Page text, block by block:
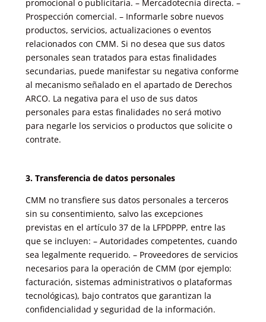
promocional o publicitaria. – Mercadotecnia directa. –
Prospección comercial. – Informarle sobre nuevos
productos, servicios, actualizaciones o eventos
relacionados con CMM. Si no desea que sus datos
personales sean tratados para estas finalidades
secundarias, puede manifestar su negativa conforme
al mecanismo señalado en el apartado de Derechos
ARCO. La negativa para el uso de sus datos
personales para estas finalidades no será motivo
para negarle los servicios o productos que solicite o
contrate.
3. Transferencia de datos personales
CMM no transfiere sus datos personales a terceros
sin su consentimiento, salvo las excepciones
previstas en el artículo 37 de la LFPDPPP, entre las
que se incluyen: – Autoridades competentes, cuando
sea legalmente requerido. – Proveedores de servicios
necesarios para la operación de CMM (por ejemplo:
facturación, sistemas administrativos o plataformas
tecnológicas), bajo contratos que garantizan la
confidencialidad y seguridad de la información.